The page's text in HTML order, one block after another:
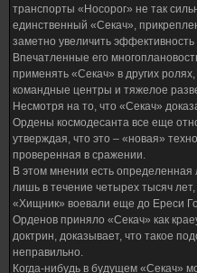
транспорты «Носорог» не так
единственный «Секач»,
заметно увеличить эффективность
Впечатленные его
применять «Секач» в других
командные центры и тяжелое
Несмотря на то, что «Секач»
Ордены космодесанта все еще
утверждая, что это – «новая»
проверенная в сражении.
В этом мнении есть определенная
лишь в течение четырех тысяч
«Хищник» воевали еще до Ереси
Орденов приняло «Секач» как
доктрин, доказывает, что такое
неправильно.
Когда-нибудь в будущем «Секач»